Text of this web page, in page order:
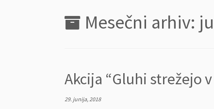
Mesečni arhiv:
Akcija “Gluhi strežejo
29. junija, 2018